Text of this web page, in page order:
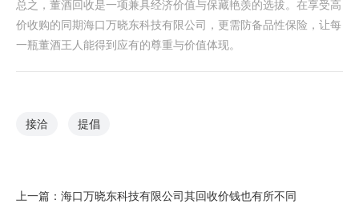
总之，董酒回收是一项兼具经济价值与保藏艳羡的选拔。在享受高
价收购的同期海口万晓东科技有限公司，更需防备品性保险，让每
一瓶董酒王人能得到应有的尊重与价值体现。
接洽 提倡
上一篇： 海口万晓东科技有限公司其回收价钱也有所不同